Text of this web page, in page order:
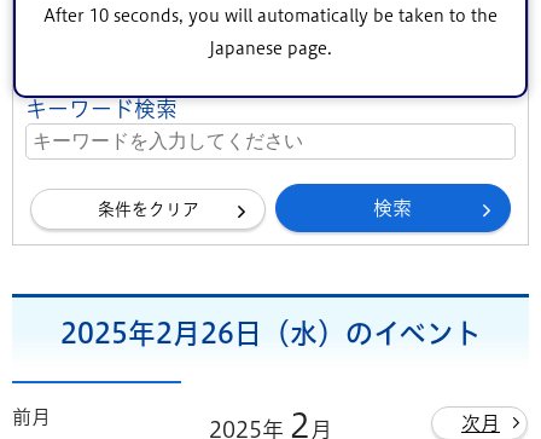
After 10 seconds, you will automatically be taken to the
Japanese page.
中央地区 小松川・平井地区 葛西地区
東部地区 鹿骨地区
キーワード検索
条件をクリア
2025年2月26日（水）のイベント
前月
2025年 2 月 次月